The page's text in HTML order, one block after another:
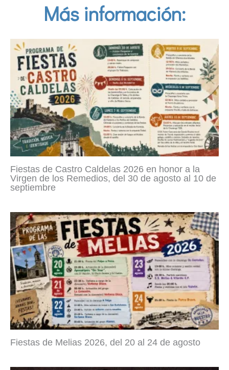
Más información:
Fiestas de Castro Caldelas 2026 en honor a la
Virgen de los Remedios, del 30 de agosto al 10 de
septiembre
Fiestas de Melias 2026, del 20 al 24 de agosto